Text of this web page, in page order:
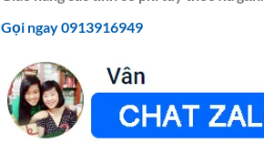
Gọi ngay 0913916949